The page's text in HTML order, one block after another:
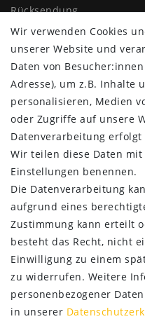
Rücksendung
Widerrufs­recht
Impressum
Daten­schutz­erklärung
AGB
Kontakt
ZAHLUNG & VERSAND
SERVICE
Wir verwenden Cookies
unserer Website und
Daten von
Adresse), um z.B. Inhalte
personalisieren, Medien
oder Zugriffe auf unsere
Datenverarbeitung erfolgt
Wir teilen diese Daten
Einstellungen benennen.
Die Datenverarbeitung
aufgrund eines
Zustimmung kann erteilt
besteht das Recht, nicht
Einwilligung zu einem
zu widerrufen. Weitere
personenbezogener
in unserer